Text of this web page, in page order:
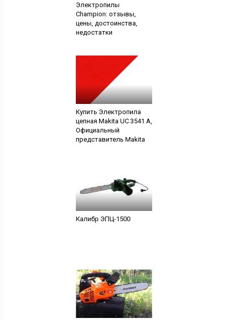
Электропилы
Champion: отзывы,
цены, достоинства,
недостатки
Купить Электропила
цепная Makita UC 3541 A,
Официальный
представитель Makita
Калибр ЭПЦ-1500